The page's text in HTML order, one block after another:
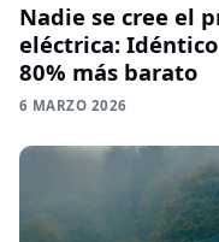
Nadie se cree el
eléctrica:
80% más barato
6 MARZO 2026